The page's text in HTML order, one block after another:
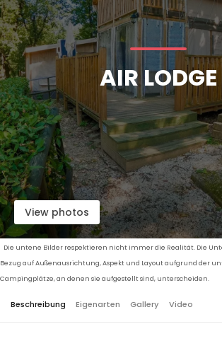
AIR LODGE
View photos
Die untene Bilder respektieren nicht immer die Realität. Die
Bezug auf Außenausrichtung, Aspekt und Layout aufgrund der
Campingplätze, an denen sie aufgestellt sind, unterscheiden.
Beschreibung Eigenarten Gallery Video